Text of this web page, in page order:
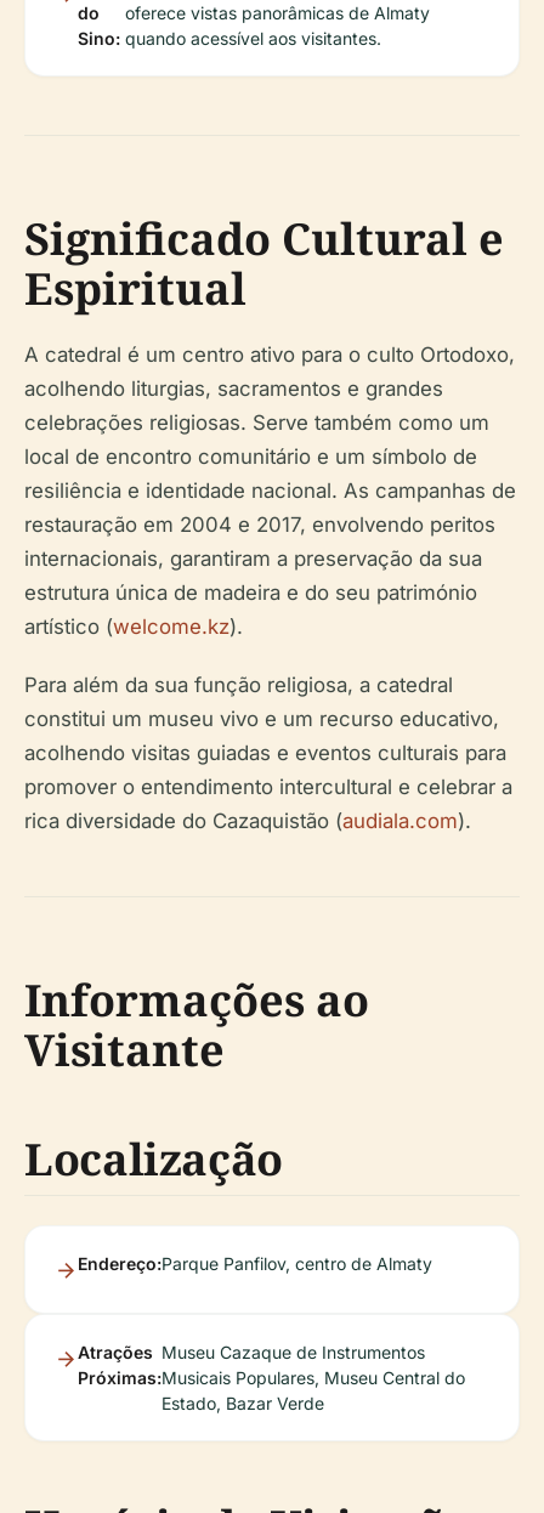
do
Sino:
oferece vistas panorâmicas de Almaty
quando acessível aos visitantes.
Significado Cultural e
Espiritual
A catedral é um centro ativo para o culto Ortodoxo,
acolhendo liturgias, sacramentos e grandes
celebrações religiosas. Serve também como um
local de encontro comunitário e um símbolo de
resiliência e identidade nacional. As campanhas de
restauração em 2004 e 2017, envolvendo peritos
internacionais, garantiram a preservação da sua
estrutura única de madeira e do seu património
artístico (welcome.kz).
Para além da sua função religiosa, a catedral
constitui um museu vivo e um recurso educativo,
acolhendo visitas guiadas e eventos culturais para
promover o entendimento intercultural e celebrar a
rica diversidade do Cazaquistão (audiala.com).
Informações ao
Visitante
Localização
Endereço:Parque Panfilov, centro de Almaty
Atrações
Próximas:
Museu Cazaque de Instrumentos
Musicais Populares, Museu Central do
Estado, Bazar Verde